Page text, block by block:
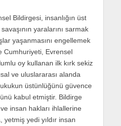
Bildirgesi, insanlığın üst
yaralarını sarmak
yaşanmasını engellemek
Cumhuriyeti, Evrensel
oy kullanan ilk kırk sekiz
ve uluslararası alanda
üstünlüğünü güvence
kabul etmiştir. Bildirge
insan hakları ihlallerine
yedi yıldır insan